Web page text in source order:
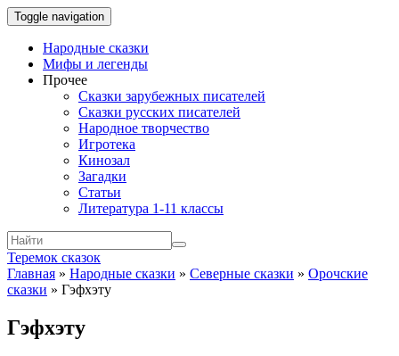
Toggle navigation
Народные сказки
Мифы и легенды
Прочее
Сказки зарубежных писателей
Сказки русских писателей
Народное творчество
Игротека
Кинозал
Загадки
Статьи
Литература 1-11 классы
Теремок сказок
Главная » Народные сказки » Северные сказки » Орочские
сказки » Гэфхэту
Гэфхэту